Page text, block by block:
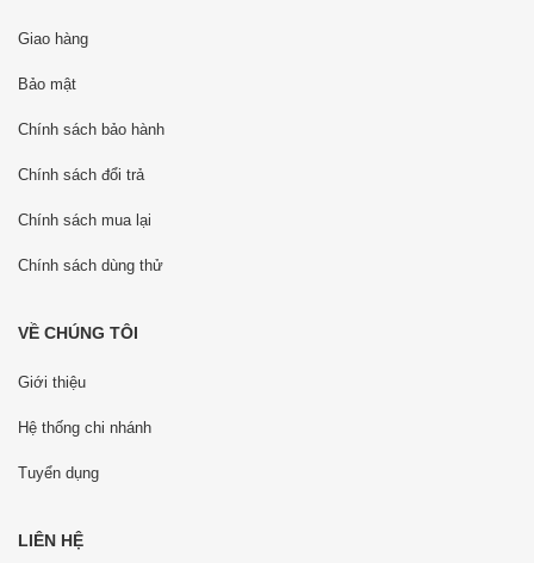
Giao hàng
Bảo mật
Chính sách bảo hành
Chính sách đổi trả
Chính sách mua lại
Chính sách dùng thử
VỀ CHÚNG TÔI
Giới thiệu
Hệ thống chi nhánh
Tuyển dụng
LIÊN HỆ